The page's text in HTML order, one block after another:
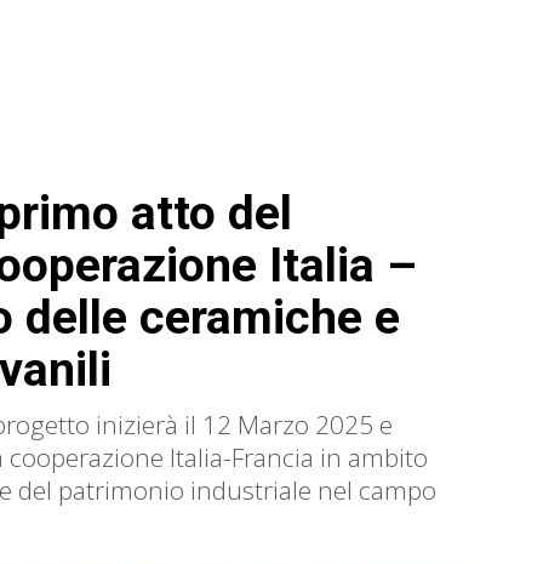
atto del
Italia –
delle ceramiche e
inizierà il 12 Marzo 2025 e
Italia-Francia in ambito
del patrimonio industriale nel campo